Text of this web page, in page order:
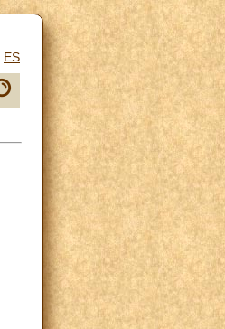
ES